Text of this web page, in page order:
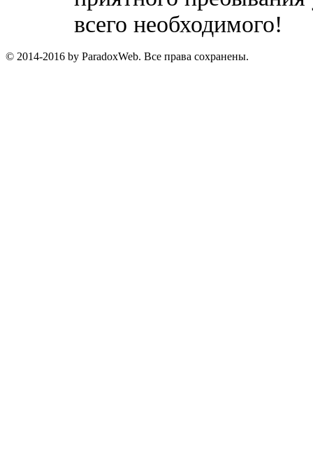
всего необходимого!
© 2014-2016 by ParadoxWeb. Все права сохранены.